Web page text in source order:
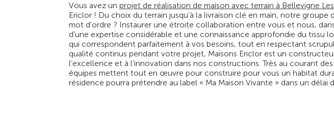
Vous avez unprojet de réalisation de maison avec terrain à Bellevigne
Ericlor ! Du choix du terrain jusqu’à la livraison clé en main, notre
mot d'ordre ? Instaurer une étroite collaboration entre vous et nous,
d'une expertise considérable et une connaissance approfondie du tissu
qui correspondent parfaitement à vos besoins, tout en respectant
qualité continus pendant votre projet, Maisons Ericlor est un
l’excellence et à l’innovation dans nos constructions. Très au courant
équipes mettent tout en œuvre pour construire pour vous un habitat
résidence pourra prétendre au label « Ma Maison Vivante » dans un délai